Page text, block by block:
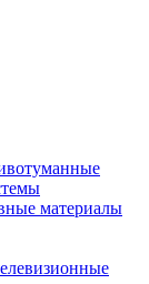
материалы